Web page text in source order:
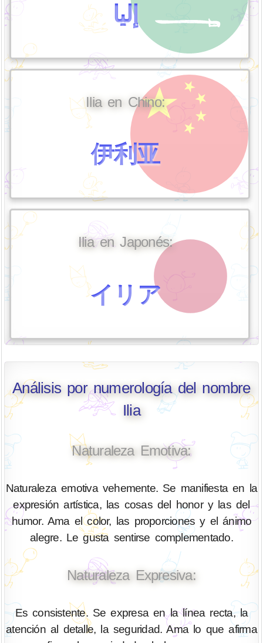
إليا
Ilia en Chino:
伊利亚
Ilia en Japonés:
イリア
Análisis por numerología del nombre
Ilia
Naturaleza Emotiva:
Naturaleza emotiva vehemente. Se manifiesta en la
expresión artística, las cosas del honor y las del
humor. Ama el color, las proporciones y el ánimo
alegre. Le gusta sentirse complementado.
Naturaleza Expresiva:
Es consistente. Se expresa en la línea recta, la
atención al detalle, la seguridad. Ama lo que afirma